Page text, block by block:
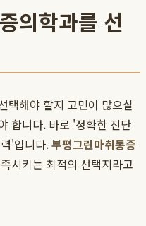
의학과를 선
택해야 할지 고민이 많으실
합니다. 바로 '정확한 진단
'입니다.부평그린마취통증
시키는 최적의 선택지라고